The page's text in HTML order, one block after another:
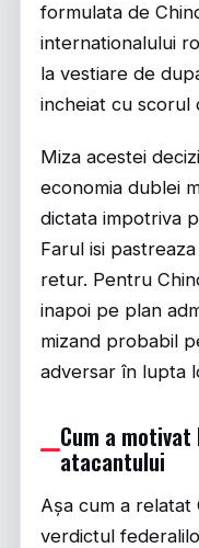
formulata de
internationalului
la vestiare de
incheiat cu scorul
Miza acestei
economia dublei
dictata impotriva
Farul isi
retur. Pentru
inapoi pe plan
mizand probabil
adversar în lupta
Cum a motivat
atacantului
Așa cum a relatat
verdictul